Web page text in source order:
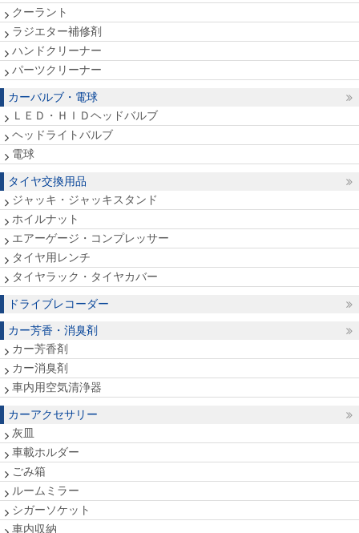
クーラント
ラジエター補修剤
ハンドクリーナー
パーツクリーナー
カーバルブ・電球
ＬＥＤ・ＨＩＤヘッドバルブ
ヘッドライトバルブ
電球
タイヤ交換用品
ジャッキ・ジャッキスタンド
ホイルナット
エアーゲージ・コンプレッサー
タイヤ用レンチ
タイヤラック・タイヤカバー
ドライブレコーダー
カー芳香・消臭剤
カー芳香剤
カー消臭剤
車内用空気清浄器
カーアクセサリー
灰皿
車載ホルダー
ごみ箱
ルームミラー
シガーソケット
車内収納